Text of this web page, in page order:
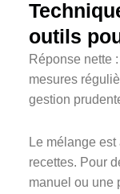
outils
Réponse nette
mesures
gestion
Le mélange
recettes. Pour
manuel ou une